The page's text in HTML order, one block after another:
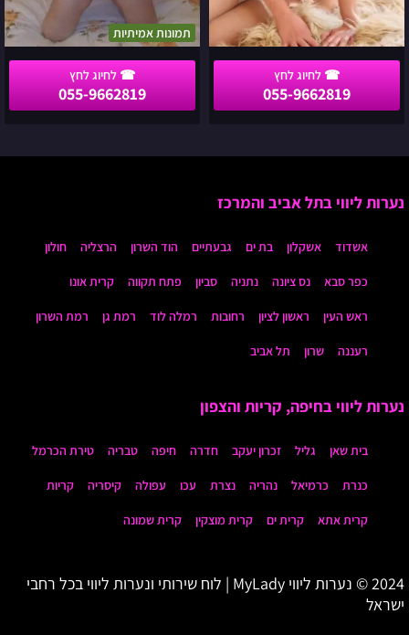
055-9662819
תמונות אמיתיות
055-9662819
נערות ליווי בתל אביב והמרכז
אשדוד אשקלון בת ים גבעתיים הוד השרון הרצליה חולון
כפר סבא נס ציונה נתניה סביון פתח תקווה קרית אונו
ראש העין ראשון לציון רחובות רמלה לוד רמת גן רמת השרון
רעננה שרון תל אביב
נערות ליווי בחיפה, קריות והצפון
בית שאן גליל זכרון יעקב חדרה חיפה טבריה טירת הכרמל
כנרת כרמיאל נהריה נצרת עכו עפולה קיסריה קריות
קרית אתא קרית ים קרית מוצקין קרית שמונה
2024 © נערות ליווי MyLady | לוח שירותי ונערות ליווי בכל רחבי
ישראל